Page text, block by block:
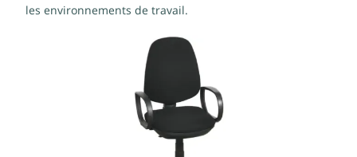
les environnements de travail.